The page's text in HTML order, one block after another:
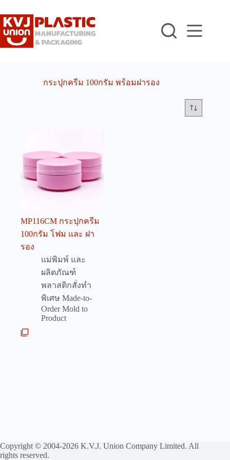
to
content
กระปุกครีม 100กรัม พร้อมฝารอง
MP116CM กระปุกครีม
100กรัม โฟม และ ฝา
รอง
แม่พิมพ์ และ
ผลิตภัณฑ์
พลาสติกสั่งทำ
พิเศษ Made-to-
Order Mold to
Product
Copyright © 2004-2026 K.V.J. Union Company Limited. All
rights reserved.